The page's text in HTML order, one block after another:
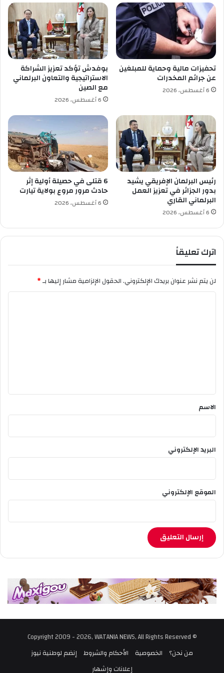
ن
ت
ا
ئ
ج
ا
ل
ك
ل
ة
ل
ج
و
ل
ة
ا
ل
ـ
9
ا
ل
أ
غ
ل
ب
ي
ة
ف
ا
ت
ش
ر
ي
ع
ي
ا
ت
ل
ر
ن
ي
ة
تحفيزات مالية وحماية للمبلغين
عن جرائم المخدرات
6 أغسطس، 2026
بوفدش تؤكد تعزيز الشراكة
الاستراتيجية والتعاون البرلماني
مع الصين
6 أغسطس، 2026
رئيس البرلمان الإفريقي يشيد
بدور الجزائر في تعزيز العمل
البرلماني القاري
6 أغسطس، 2026
6 قتلى في حصيلة أولية إثر
حادث مرور مروع بولاية تيارت
6 أغسطس، 2026
اترك تعليقاً
لن يتم نشر عنوان بريدك الإلكتروني.الحقول الإلزامية مشار إليها بـ*
*
الاسم
البريد الإلكتروني
الموقع الإلكتروني
© Copyright 2009 - 2026, WATANIA NEWS, All Rights Reserved
من نحن؟
الخصوصية الأحكام والشروط إنضم لوطنية نيوز
إعلانات وإشهار